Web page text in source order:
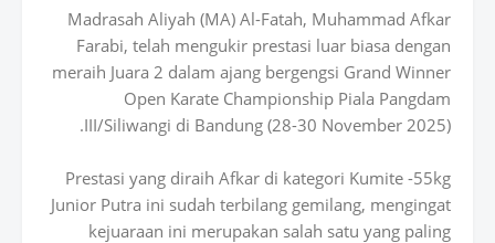
Madrasah Aliyah (MA) Al-Fatah, Muhammad Afkar
Farabi, telah mengukir prestasi luar biasa dengan
meraih Juara 2 dalam ajang bergengsi Grand Winner
Open Karate Championship Piala Pangdam
III/Siliwangi di Bandung (28-30 November 2025).
Prestasi yang diraih Afkar di kategori Kumite -55kg
Junior Putra ini sudah terbilang gemilang, mengingat
kejuaraan ini merupakan salah satu yang paling